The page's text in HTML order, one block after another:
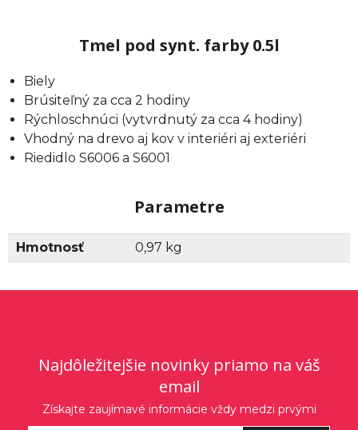
Tmel pod synt. farby 0.5l
Biely
Brúsiteľný za cca 2 hodiny
Rýchloschnúci (vytvrdnutý za cca 4 hodiny)
Vhodný na drevo aj kov v interiéri aj exteriéri
Riedidlo S6006 a S6001
Parametre
Hmotnosť 0,97 kg
Najdôležitejšie novinky priamo na váš
email
Získajte zaujímavé informácie vždy medzi prvými